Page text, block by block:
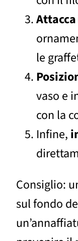
Attacca
le
vaso e
con la
Infine,
Consiglio:
sul fondo